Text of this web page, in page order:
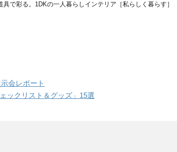
で彩る。1DKの一人暮らしインテリア［私らしく暮らす］
会レポート
ックリスト＆グッズ」15選